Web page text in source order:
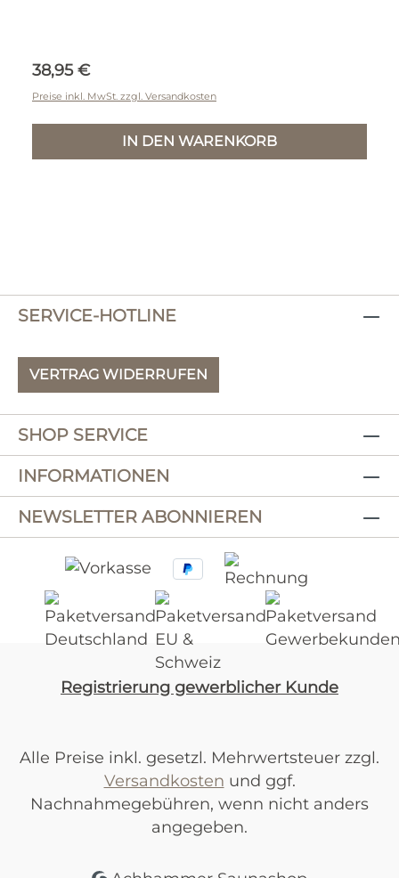
Regulärer Preis:
38,95 €
Preise inkl. MwSt. zzgl. Versandkosten
IN DEN WARENKORB
SERVICE-HOTLINE
VERTRAG WIDERRUFEN
SHOP SERVICE
INFORMATIONEN
NEWSLETTER ABONNIEREN
Registrierung gewerblicher Kunde
Alle Preise inkl. gesetzl. Mehrwertsteuer zzgl.
Versandkosten und ggf.
Nachnahmegebühren, wenn nicht anders
angegeben.